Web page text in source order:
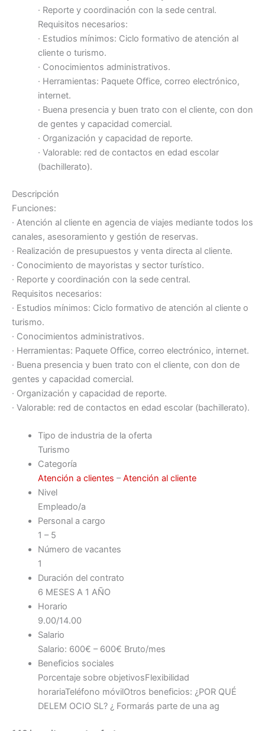
· Reporte y coordinación con la sede central.
Requisitos necesarios:
· Estudios mínimos: Ciclo formativo de atención al
cliente o turismo.
· Conocimientos administrativos.
· Herramientas: Paquete Office, correo electrónico,
internet.
· Buena presencia y buen trato con el cliente, con don
de gentes y capacidad comercial.
· Organización y capacidad de reporte.
· Valorable: red de contactos en edad escolar
(bachillerato).
Descripción
Funciones:
· Atención al cliente en agencia de viajes mediante todos los
canales, asesoramiento y gestión de reservas.
· Realización de presupuestos y venta directa al cliente.
· Conocimiento de mayoristas y sector turístico.
· Reporte y coordinación con la sede central.
Requisitos necesarios:
· Estudios mínimos: Ciclo formativo de atención al cliente o
turismo.
· Conocimientos administrativos.
· Herramientas: Paquete Office, correo electrónico, internet.
· Buena presencia y buen trato con el cliente, con don de
gentes y capacidad comercial.
· Organización y capacidad de reporte.
· Valorable: red de contactos en edad escolar (bachillerato).
Tipo de industria de la oferta
Turismo
Categoría
Atención a clientes –Atención al cliente
Nivel
Empleado/a
Personal a cargo
1 – 5
Número de vacantes
1
Duración del contrato
6 MESES A 1 AÑO
Horario
9.00/14.00
Salario
Salario: 600€ – 600€ Bruto/mes
Beneficios sociales
Porcentaje sobre objetivosFlexibilidad
horariaTeléfono móvilOtros beneficios: ¿POR QUÉ
DELEM OCIO SL? ¿ Formarás parte de una ag